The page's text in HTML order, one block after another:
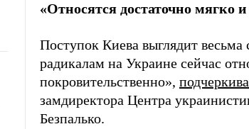
«Относятся достаточно мягко
Поступок Киева выглядит
радикалам на Украине сейчас
покровительственно»,
замдиректора Центра
Безпалько.